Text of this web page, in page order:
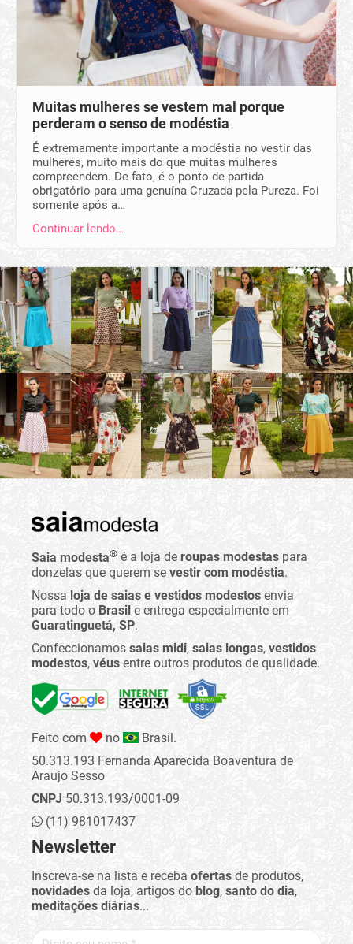
Muitas mulheres se vestem mal porque
perderam o senso de modéstia
É extremamente importante a modéstia no vestir das
mulheres, muito mais do que muitas mulheres
compreendem. De fato, é o ponto de partida
obrigatório para uma genuína Cruzada pela Pureza. Foi
somente após a…
Continuar lendo…
Saia modesta® é a loja de roupas modestas para
donzelas que querem se vestir com modéstia.
Nossa loja de saias e vestidos modestos envia
para todo o Brasil e entrega especialmente em
Guaratinguetá, SP.
Confeccionamos saias midi, saias longas, vestidos
modestos, véus entre outros produtos de qualidade.
Feito com no
Brasil.
50.313.193 Fernanda Aparecida Boaventura de
Araujo Sesso
CNPJ 50.313.193/0001-09
(11) 981017437
Newsletter
Inscreva-se na lista e receba ofertas de produtos,
novidades da loja, artigos do blog, santo do dia,
meditações diárias...